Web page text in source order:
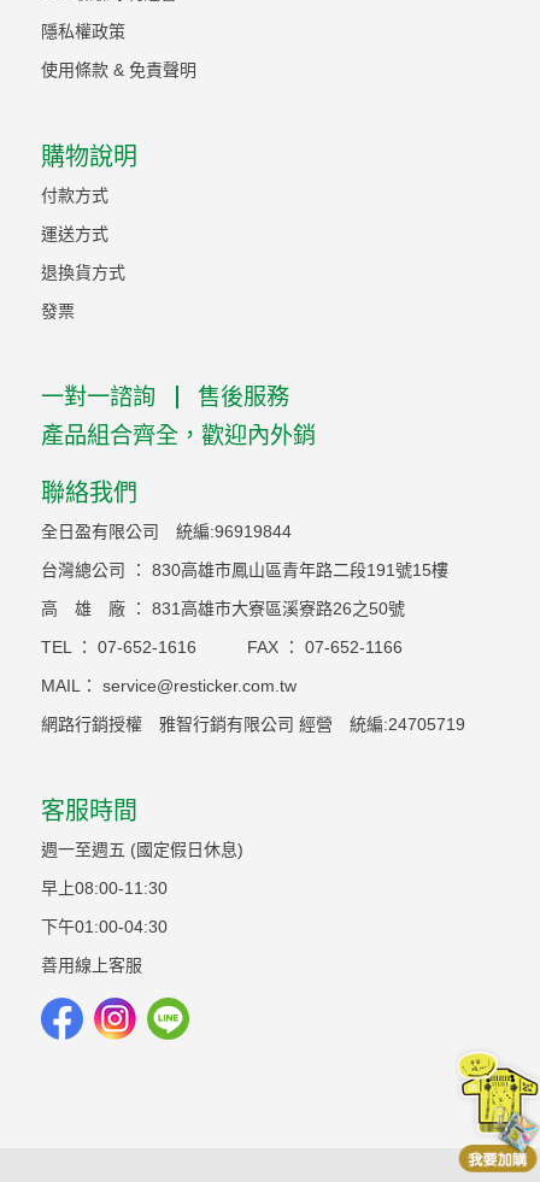
隱私權政策
使用條款 & 免責聲明
購物說明
付款方式
運送方式
退換貨方式
發票
一對一諮詢
售後服務
產品組合齊全，歡迎內外銷
聯絡我們
全日盈有限公司 統編:96919844
台灣總公司 ： 830高雄市鳳山區青年路二段191號15樓
高 雄 廠 ： 831高雄市大寮區溪寮路26之50號
TEL ： 07-652-1616 FAX ： 07-652-1166
MAIL： service@resticker.com.tw
網路行銷授權 雅智行銷有限公司 經營 統編:24705719
客服時間
週一至週五 (國定假日休息)
早上08:00-11:30
下午01:00-04:30
善用線上客服